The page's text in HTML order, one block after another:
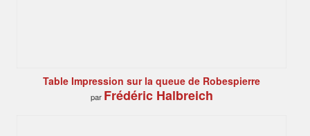
Table Impression sur la queue de Robespierre
par Frédéric Halbreich